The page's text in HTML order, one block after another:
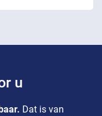
u
Dat is van